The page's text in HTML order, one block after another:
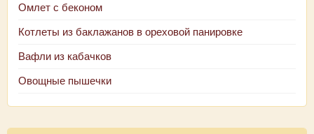
Омлет с беконом
Котлеты из баклажанов в ореховой панировке
Вафли из кабачков
Овощные пышечки